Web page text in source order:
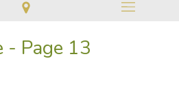
- Page 13